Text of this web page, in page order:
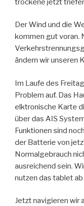
Der Wind und die
kommen gut voran.
ändern wir unseren
Im Laufe des
Problem auf. Das
elktronische Karte
über das AIS
Funktionen sind
der Batterie von
Normalgebrauch
ausreichend sein.
nutzen das tablet
Jetzt navigieren wir